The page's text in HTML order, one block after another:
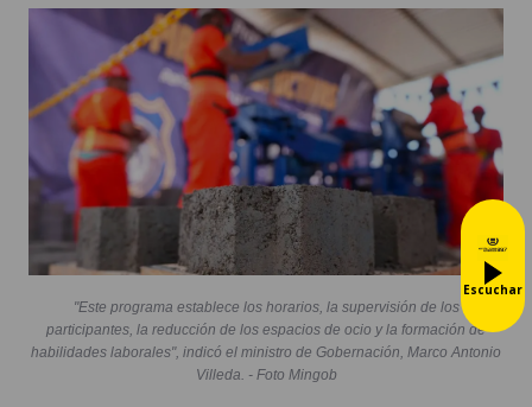
"Este programa establece los horarios, la supervisión de los
participantes, la reducción de los espacios de ocio y la formación de
habilidades laborales", indicó el ministro de Gobernación, Marco Antonio
Villeda. - Foto Mingob
Escuchar